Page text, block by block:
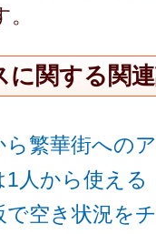
に関する関
繁華街への
人から使える
空き状況を